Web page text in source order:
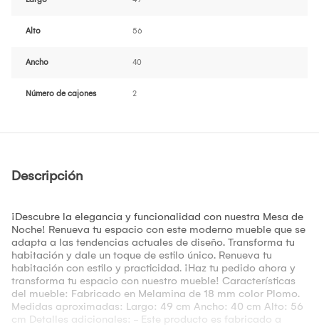
Alto 56
Ancho 40
Número de cajones 2
Descripción
¡Descubre la elegancia y funcionalidad con nuestra Mesa de
Noche! Renueva tu espacio con este moderno mueble que se
adapta a las tendencias actuales de diseño. Transforma tu
habitación y dale un toque de estilo único. Renueva tu
habitación con estilo y practicidad. ¡Haz tu pedido ahora y
transforma tu espacio con nuestro mueble! Características
del mueble: Fabricado en Melamina de 18 mm color Plomo.
Medidas aproximadas: Largo: 49 cm Ancho: 40 cm Alto: 56
cm Detalles adicionales: - Este producto es fabricado a